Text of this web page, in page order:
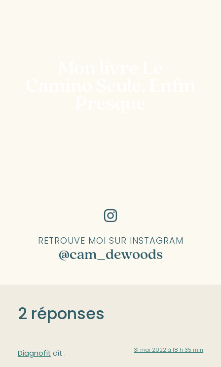
RETROUVE MOI SUR INSTAGRAM
@cam_dewoods
2 réponses
Diagnofit dit : 31 mai 2022 à 18 h 35 min